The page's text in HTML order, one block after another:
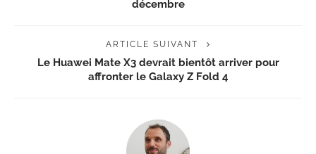
décembre
ARTICLE SUIVANT
Le Huawei Mate X3 devrait bientôt arriver pour
affronter le Galaxy Z Fold 4